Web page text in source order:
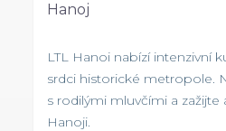
Hanoj
LTL Hanoi nabízí intenzivní
srdci historické metropole.
s rodilými mluvčími a zažijte
Hanoji.